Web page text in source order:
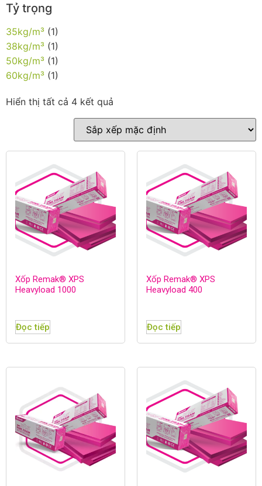
Tỷ trọng
35kg/m³ (1)
38kg/m³ (1)
50kg/m³ (1)
60kg/m³ (1)
Hiển thị tất cả 4 kết quả
Xốp Remak® XPS
Heavyload 1000
Đọc tiếp
Xốp Remak® XPS
Heavyload 400
Đọc tiếp